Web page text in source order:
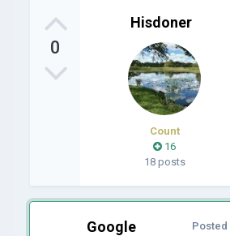
0
Hisdoner
Count
16
18 posts
Google Posted